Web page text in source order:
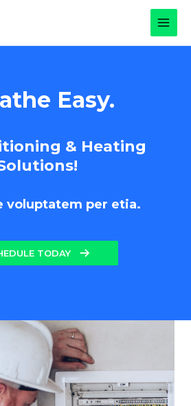
Easy.
& Heating
voluptatem per etia.
TODAY